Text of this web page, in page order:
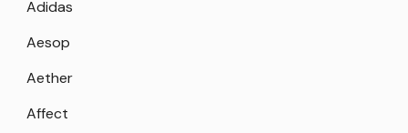
Adidas
Aesop
Aether
Affect